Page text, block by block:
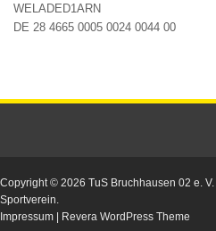
WELADED1ARN
DE 28 4665 0005 0024 0044 00
Copyright © 2026 TuS Bruchhausen 02 e. V.
Sportverein.
Impressum | Revera WordPress Theme